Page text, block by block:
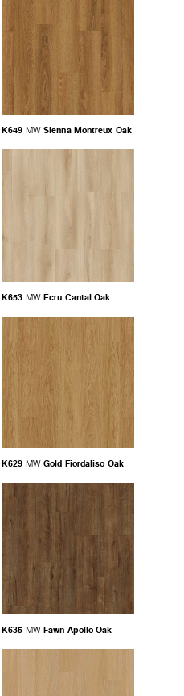
K649 MW Sienna Montreux Oak
K653 MW Ecru Cantal Oak
K629 MW Gold Fiordaliso Oak
K635 MW Fawn Apollo Oak